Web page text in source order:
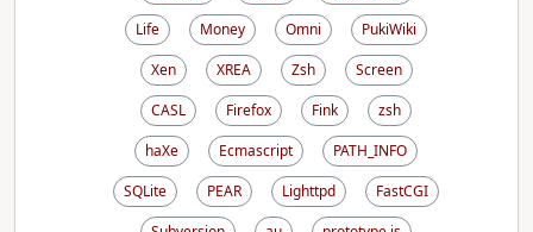
Life
Money Omni
PukiWiki
Xen
XREA Zsh
Screen
CASL
Firefox Fink
zsh
haXe
Ecmascript
PATH_INFO
SQLite
PEAR Lighttpd
FastCGI